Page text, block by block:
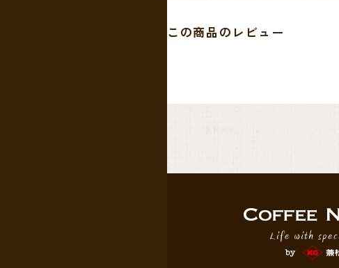
ず、同農園として自社農園のゲイシャ種
す。
拡張性に乏しく、良いノウハウを持って
込んで安定的な収入と高品質なコーヒー
北部、カウカ県に位置する協力生産者団
この商品のレビュー